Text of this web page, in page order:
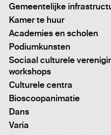
Gemeentelijke
Kamer te huur
Academies en scholen
Podiumkunsten
Sociaal culturele
workshops
Culturele centra
Bioscoopanimatie
Dans
Varia